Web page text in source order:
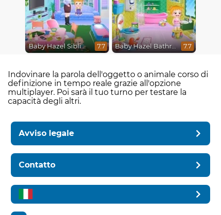
Baby Hazel Sibling Trouble 7.7 Baby Hazel Bathroom Hygiene 7.7
Indovinare la parola dell'oggetto o animale corso di
definizione in tempo reale grazie all'opzione
multiplayer. Poi sarà il tuo turno per testare la
capacità degli altri.
Avviso legale
Contatto